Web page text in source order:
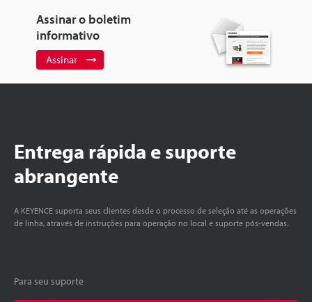
Assinar o boletim
informativo
Assinar
Entrega rápida e suporte
abrangente
A KEYENCE suporta seus clientes desde o processo de seleção até as operações
de linha, através de instruções para operação no local e suporte pós-vendas.
Para seu suporte